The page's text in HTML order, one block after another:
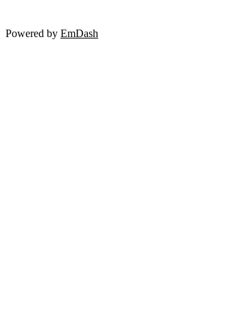
Powered by EmDash